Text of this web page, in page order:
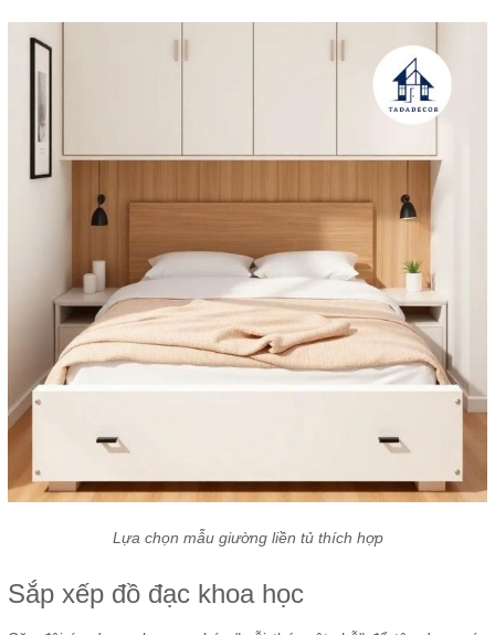
Lựa chọn mẫu giường liền tủ thích hợp
Sắp xếp đồ đạc khoa học